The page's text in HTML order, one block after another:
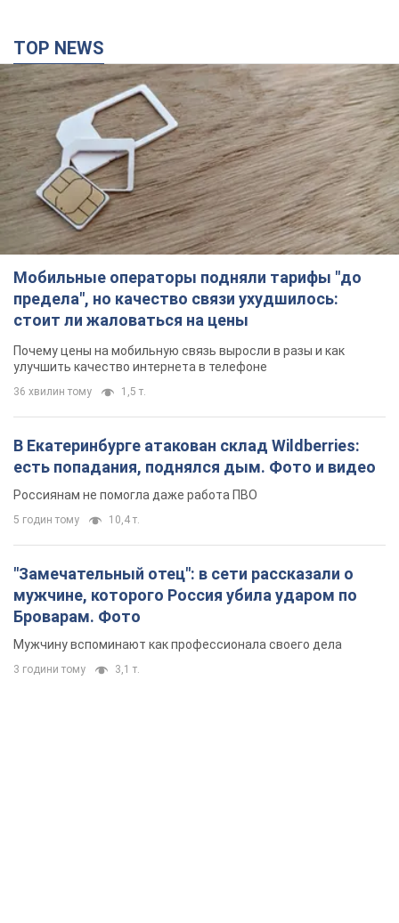
TOP NEWS
Мобильные операторы подняли тарифы "до
предела", но качество связи ухудшилось:
стоит ли жаловаться на цены
Почему цены на мобильную связь выросли в разы и как
улучшить качество интернета в телефоне
36 хвилин тому 1,5 т.
В Екатеринбурге атакован склад Wildberries:
есть попадания, поднялся дым. Фото и видео
Россиянам не помогла даже работа ПВО
5 годин тому 10,4 т.
"Замечательный отец": в сети рассказали о
мужчине, которого Россия убила ударом по
Броварам. Фото
Мужчину вспоминают как профессионала своего дела
3 години тому 3,1 т.